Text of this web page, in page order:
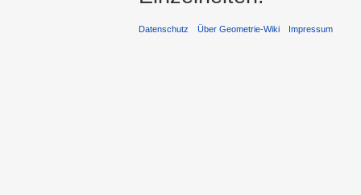
Datenschutz Über Geometrie-Wiki Impressum